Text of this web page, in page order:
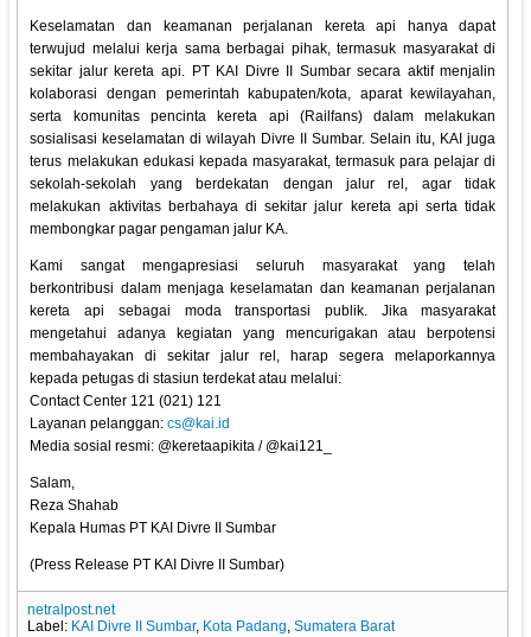
Keselamatan dan keamanan perjalanan kereta api hanya dapat
terwujud melalui kerja sama berbagai pihak, termasuk masyarakat di
sekitar jalur kereta api. PT KAI Divre II Sumbar secara aktif menjalin
kolaborasi dengan pemerintah kabupaten/kota, aparat kewilayahan,
serta komunitas pencinta kereta api (Railfans) dalam melakukan
sosialisasi keselamatan di wilayah Divre II Sumbar. Selain itu, KAI juga
terus melakukan edukasi kepada masyarakat, termasuk para pelajar di
sekolah-sekolah yang berdekatan dengan jalur rel, agar tidak
melakukan aktivitas berbahaya di sekitar jalur kereta api serta tidak
membongkar pagar pengaman jalur KA.
Kami sangat mengapresiasi seluruh masyarakat yang telah
berkontribusi dalam menjaga keselamatan dan keamanan perjalanan
kereta api sebagai moda transportasi publik. Jika masyarakat
mengetahui adanya kegiatan yang mencurigakan atau berpotensi
membahayakan di sekitar jalur rel, harap segera melaporkannya
kepada petugas di stasiun terdekat atau melalui:
Contact Center 121 (021) 121
Layanan pelanggan:cs@kai.id
Media sosial resmi: @keretaapikita / @kai121_
Salam,
Reza Shahab
Kepala Humas PT KAI Divre II Sumbar
(Press Release PT KAI Divre II Sumbar)
netralpost.net
Label: KAI Divre II Sumbar, Kota Padang,Sumatera Barat